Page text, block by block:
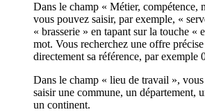
Dans le champ « Métier, compétence,
vous pouvez saisir, par exemple, «
« brasserie » en tapant sur la touche «
mot. Vous recherchez une offre précise
directement sa référence, par exemple
Dans le champ « lieu de travail »,
saisir une commune, un département,
un continent.